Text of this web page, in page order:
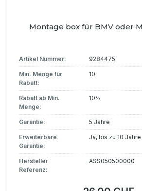
Montage box für BMV oder
Artikel Nummer: 9284475
Min. Menge für
Rabatt:
10
Rabatt ab Min.
Menge:
10%
Garantie: 5 Jahre
Erweiterbare
Garantie:
Ja, bis zu 10 Jahre
Hersteller
Referenz:
ASS050500000